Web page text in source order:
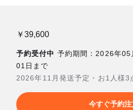
￥39,600
予約受付中 予約期間：2026年
01日まで
2026年11月発送予定・お1人様3
今すぐ予約注